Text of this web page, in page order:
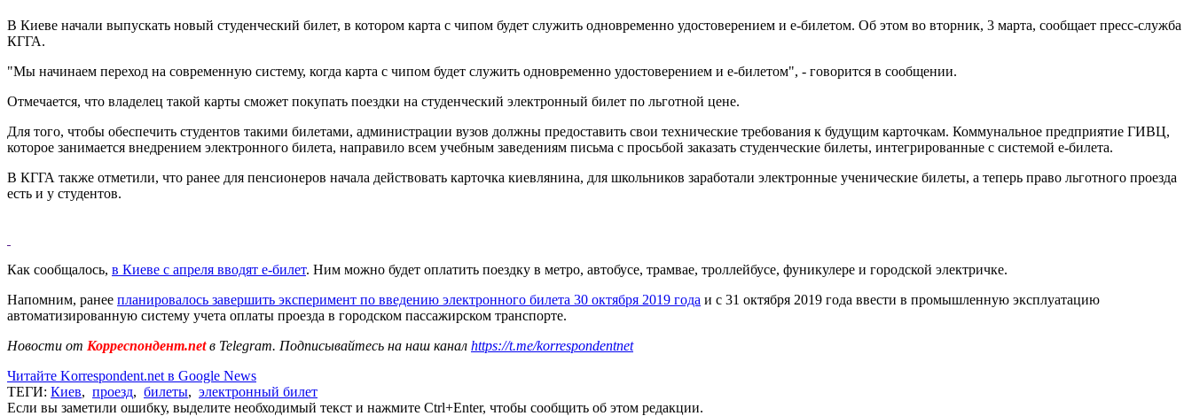
В Киеве начали выпускать новый студенческий билет, в котором карта с чипом будет служить одновременно удостоверением и е-билетом. Об этом во вторник, 3 марта, сообщает пресс-служба
КГГА.
"Мы начинаем переход на современную систему, когда карта с чипом будет служить одновременно удостоверением и е-билетом", - говорится в сообщении.
Отмечается, что владелец такой карты сможет покупать поездки на студенческий электронный билет по льготной цене.
Для того, чтобы обеспечить студентов такими билетами, администрации вузов должны предоставить свои технические требования к будущим карточкам. Коммунальное предприятие ГИВЦ,
которое занимается внедрением электронного билета, направило всем учебным заведениям письма с просьбой заказать студенческие билеты, интегрированные с системой е-билета.
В КГГА также отметили, что ранее для пенсионеров начала действовать карточка киевлянина, для школьников заработали электронные ученические билеты, а теперь право льготного проезда
есть и у студентов.
Как сообщалось, в Киеве с апреля вводят е-билет. Ним можно будет оплатить поездку в метро, автобусе, трамвае, троллейбусе, фуникулере и городской электричке.
Напомним, ранее планировалось завершить эксперимент по введению электронного билета 30 октября 2019 года и с 31 октября 2019 года ввести в промышленную эксплуатацию
автоматизированную систему учета оплаты проезда в городском пассажирском транспорте.
Новости от Корреспондент.netв Telegram. Подписывайтесь на наш канал https://t.me/korrespondentnet
Читайте Korrespondent.net в Google News
ТЕГИ: Киев, проезд, билеты, электронный билет
Если вы заметили ошибку, выделите необходимый текст и нажмите Ctrl+Enter, чтобы сообщить об этом редакции.